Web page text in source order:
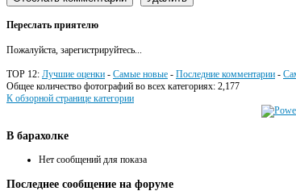
Переслать приятелю
Пожалуйста, зарегистрируйтесь...
TOP 12: Лучшие оценки - Самые новые - Последние комментарии -
Общее количество фотографий во всех категориях: 2,177
К обзорной странице категории
В барахолке
Нет сообщений для показа
Последнее сообщение на форуме